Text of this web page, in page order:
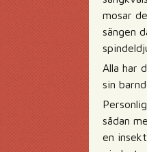
mosar
sängen
Alla har
sin
sådan
en